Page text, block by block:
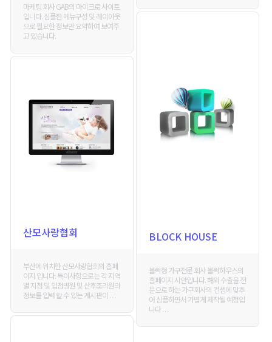
마케팅 회사 GAB의 마이크로 사이트
입니다. 심플한 메뉴구성 및 레이아웃
으로 필요한 정보만 요약하여 보여주
고 있습니다.
BLOCK HOUSE
블럭형 가구전문 회사 블럭하우스의
홈페이지 시안입니다. 해외 수출을 전
문으로 하는 가구회사의 컨셉에 맞추
어 심플하면서 가볍게 제작될 예정입
니다 . . .
산모사랑협회
부산에 위치한 산모사랑협회의 홈페
이지 입니다. 특이사항으로는 각 지역
별 지점 및 입점병원 및 산후조리원의
정보를 입력 할 수 있는 게시판이 . . .